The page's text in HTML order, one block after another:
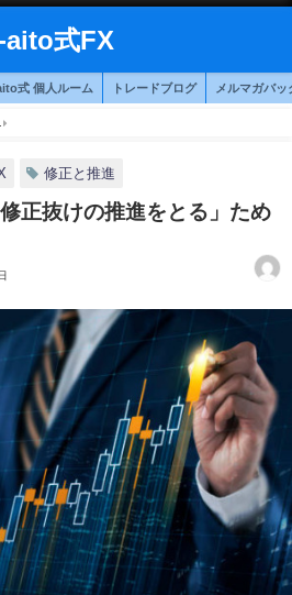
aito式FX
式 個人ルーム トレードブログ メルマガバ
修正と推進
正抜けの推進をとる」ため